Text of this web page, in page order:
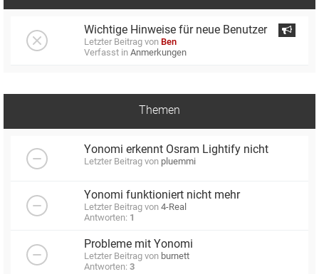
Wichtige Hinweise für neue Benutzer
Letzter Beitrag von Ben
Verfasst in Anmerkungen
Themen
Yonomi erkennt Osram Lightify nicht
Letzter Beitrag von pluemmi
Yonomi funktioniert nicht mehr
Letzter Beitrag von 4-Real
Antworten: 1
Probleme mit Yonomi
Letzter Beitrag von burnett
Antworten: 3